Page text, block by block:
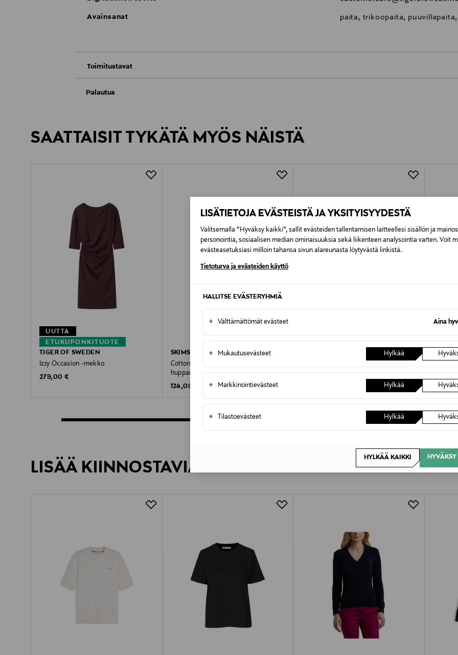
LISÄTIETOJA EVÄSTEISTÄ JA YKSITYISYYDESTÄ
Valitsemalla “Hyväksy kaikki”, sallit evästeiden tallentamisen laitteellesi sisällön ja
personointia, sosiaalisen median ominaisuuksia sekä liikenteen analysointia varten. Voit
evästeasetuksiasi milloin tahansa sivun alareunasta löytyvästä linkistä.
Tietoturva ja evästeiden käyttö
HALLITSE EVÄSTERYHMIÄ
+ Välttämättömät evästeet Aina
+ Mukautusevästeet Hylkää
+ Markkinointievästeet Hylkää
+ Tilastoevästeet Hylkää
HYLKÄÄ KAIKKI
Avainsanat paita, trikoopaita,
Toimitustavat
Kotiinkuljetus
Pikatoimitus Wolt Alk. 6,90 €, kun toimitus on
Palautus
LUE TARKEMMAT PALAUTUSOHJEET
SAATTAISIT TYKÄTÄ MYÖS NÄISTÄ
ETUKUPONKITUOTE
UUTTA
TIGER OF SWEDEN
Izzy Occasion -mekko
Original Price
279,00 €
SKIMS
Cotton Fleece Classic Zip Up -
hupparitakki
Original Price
124,00 €
ALE –40%
ALE
TIGER
59,60 €
LISÄÄ KIINNOSTAVIA TUOTTEITA